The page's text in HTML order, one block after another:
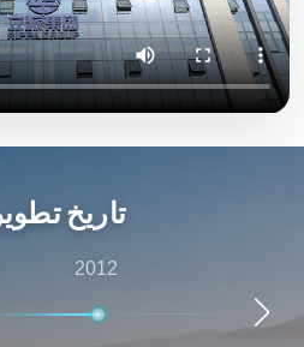
شاملة بدءًا من استشارات ما قبل
مما يضمن حصول العملاء على أفضل
والتسليم والصيانة.
تاريخ
2012